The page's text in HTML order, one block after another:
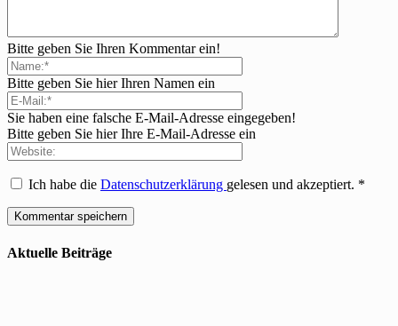
Bitte geben Sie Ihren Kommentar ein!
Bitte geben Sie hier Ihren Namen ein
Sie haben eine falsche E-Mail-Adresse eingegeben!
Bitte geben Sie hier Ihre E-Mail-Adresse ein
Ich habe die Datenschutzerklärung gelesen und akzeptiert. *
Aktuelle Beiträge